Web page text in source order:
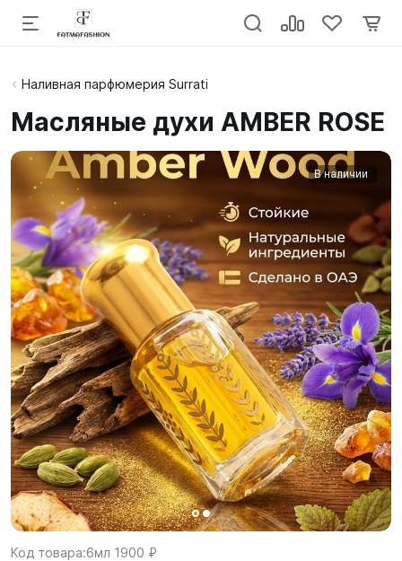
Наливная парфюмерия Surrati
Масляные духи AMBER ROSE
В наличии
Код товара:6мл 1900 ₽